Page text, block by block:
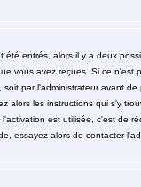
entrés, alors il y a deux
vous avez reçues. Si ce n'est
par l'administrateur avant
les instructions qui s'y
est utilisée, c'est de
essayez alors de contacter